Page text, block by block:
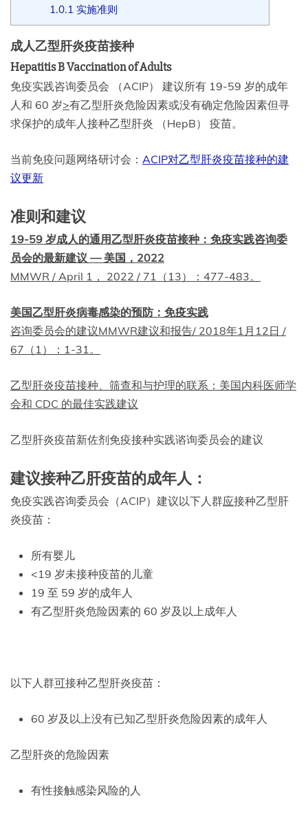
1.0.1 实施准则
成人乙型肝炎疫苗接种
Hepatitis B Vaccination of Adults
免疫实践咨询委员会 （ACIP） 建议所有 19-59 岁的成年
人和 60 岁>有乙型肝炎危险因素或没有确定危险因素但寻
求保护的成年人接种乙型肝炎 （HepB） 疫苗。
当前免疫问题网络研讨会： ACIP对乙型肝炎疫苗接种的建
议更新
准则和建议
19-59 岁成人的通用乙型肝炎疫苗接种：免疫实践咨询委
员会的最新建议 — 美国，2022
MMWR / April 1， 2022 / 71（13）：477-483。
美国乙型肝炎病毒感染的预防：免疫实践
咨询委员会的建议MMWR建议和报告/ 2018年1月12日 /
67（1）：1-31。
乙型肝炎疫苗接种、筛查和与护理的联系：美国内科医师学
会和 CDC 的最佳实践建议
乙型肝炎疫苗新佐剂免疫接种实践谘询委员会的建议
建议接种乙肝疫苗的成年人：
免疫实践咨询委员会（ACIP）建议以下人群应接种乙型肝
炎疫苗：
所有婴儿
<19 岁未接种疫苗的儿童
19 至 59 岁的成年人
有乙型肝炎危险因素的 60 岁及以上成年人
以下人群可接种乙型肝炎疫苗：
60 岁及以上没有已知乙型肝炎危险因素的成年人
乙型肝炎的危险因素
有性接触感染风险的人